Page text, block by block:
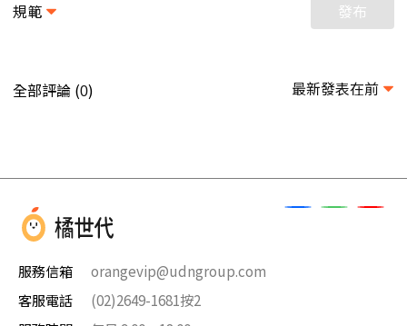
規範 發布
全部評論 (0) 最新發表在前
服務信箱
orangevip@udngroup.com
客服電話
(02)2649-1681按2